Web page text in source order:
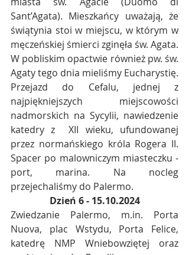
Sant’Agata). Mieszkańcy uważają, że
świątynia stoi w miejscu, w którym w
męczeńskiej śmierci zginęła św. Agata.
W pobliskim opactwie również pw. św.
Agaty tego dnia mieliśmy Eucharystię.
Przejazd do Cefalu, jednej z
najpiękniejszych miejscowości
nadmorskich na Sycylii, nawiedzenie
katedry z  XII wieku, ufundowanej
przez normańskiego króla Rogera II.
Spacer po malowniczym miasteczku -
port, marina. Na nocleg
przejechaliśmy do Palermo.
Dzień 6 - 15.10.2024
Zwiedzanie Palermo, m.in. Porta
Nuova, plac Wstydu, Porta Felice,
katedrę NMP Wniebowziętej oraz